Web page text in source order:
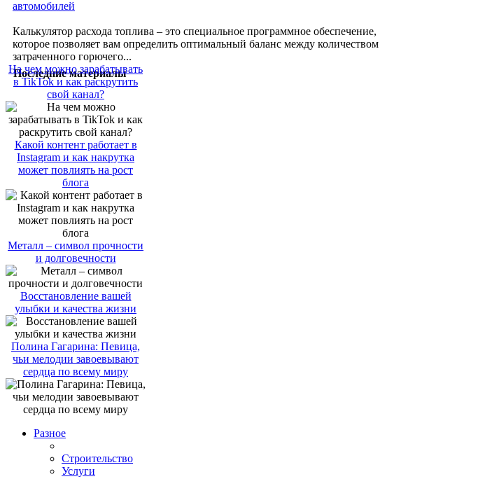
автомобилей
Калькулятор расхода топлива – это специальное программное обеспечение,
которое позволяет вам определить оптимальный баланс между количеством
затраченного горючего...
Последние материалы
На чем можно зарабатывать
в TikTok и как раскрутить
свой канал?
Какой контент работает в
Instagram и как накрутка
может повлиять на рост
блога
Металл – символ прочности
и долговечности
Восстановление вашей
улыбки и качества жизни
Полина Гагарина: Певица,
чьи мелодии завоевывают
сердца по всему миру
Разное
Строительство
Услуги